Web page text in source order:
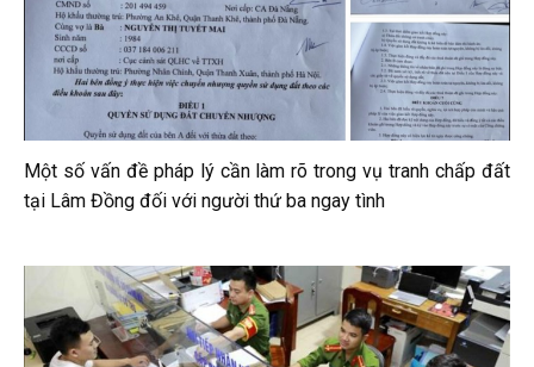
Một số vấn đề pháp lý cần làm rõ trong vụ tranh chấp đất
tại Lâm Đồng đối với người thứ ba ngay tình